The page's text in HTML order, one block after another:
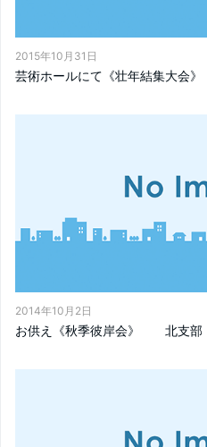
2015年10月31日
芸術ホールにて《壮年結集大会
2014年10月2日
お供え《秋季彼岸会》 北支部